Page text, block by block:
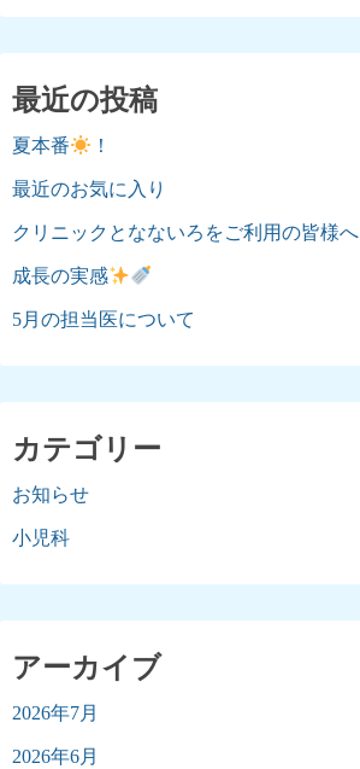
最近の投稿
夏本番 ！
最近のお気に入り
クリニックとなないろをご利用の皆様へ
成長の実感
5月の担当医について
カテゴリー
お知らせ
小児科
アーカイブ
2026年7月
2026年6月